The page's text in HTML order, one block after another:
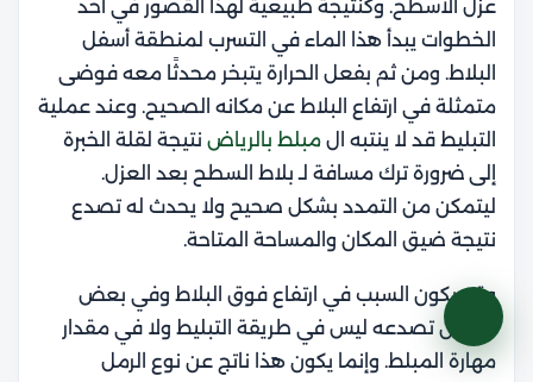
عزل الاسطح. وكنتيجة طبيعية لهذا القصور في أحد
الخطوات يبدأ هذا الماء في التسرب لمنطقة أسفل
البلاط. ومن ثم بفعل الحرارة يتبخر محدثًا معه فوضى
متمثلة في ارتفاع البلاط عن مكانه الصحيح. وعند عملية
التبليط قد لا ينتبه ال مبلط بالرياض نتيجة لقلة الخبرة
إلى ضرورة ترك مسافة لـ بلاط السطح بعد العزل.
ليتمكن من التمدد بشكل صحيح ولا يحدث له تصدع
نتيجة ضيق المكان والمساحة المتاحة.
وقد يكون السبب في ارتفاع فوق البلاط وفي بعض
الأحيان تصدعه ليس في طريقة التبليط ولا في مقدار
مهارة المبلط. وإنما يكون هذا ناتج عن نوع الرمل